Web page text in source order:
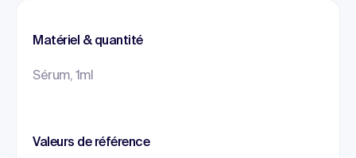
Matériel & quantité
Sérum, 1ml
Valeurs de référence